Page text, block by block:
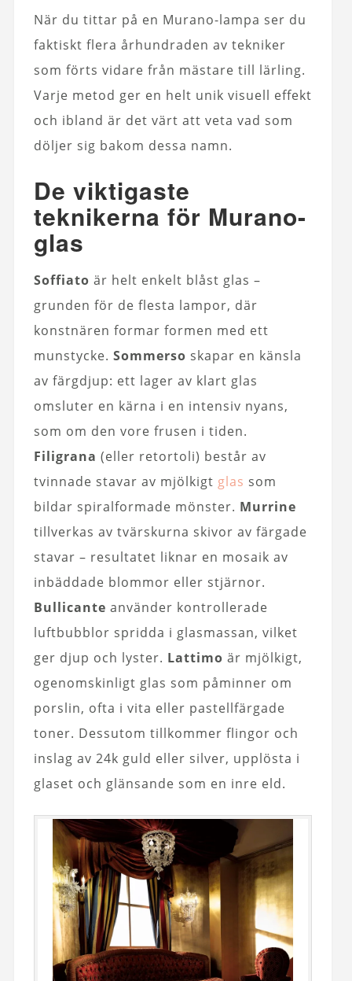
När du tittar på en Murano-lampa ser du
faktiskt flera århundraden av tekniker
som förts vidare från mästare till lärling.
Varje metod ger en helt unik visuell effekt
och ibland är det värt att veta vad som
döljer sig bakom dessa namn.
De viktigaste
teknikerna för Murano-
glas
Soffiato är helt enkelt blåst glas –
grunden för de flesta lampor, där
konstnären formar formen med ett
munstycke. Sommerso skapar en känsla
av färgdjup: ett lager av klart glas
omsluter en kärna i en intensiv nyans,
som om den vore frusen i tiden.
Filigrana (eller retortoli) består av
tvinnade stavar av mjölkigt glas som
bildar spiralformade mönster. Murrine
tillverkas av tvärskurna skivor av färgade
stavar – resultatet liknar en mosaik av
inbäddade blommor eller stjärnor.
Bullicante använder kontrollerade
luftbubblor spridda i glasmassan, vilket
ger djup och lyster. Lattimo är mjölkigt,
ogenomskinligt glas som påminner om
porslin, ofta i vita eller pastellfärgade
toner. Dessutom tillkommer flingor och
inslag av 24k guld eller silver, upplösta i
glaset och glänsande som en inre eld.